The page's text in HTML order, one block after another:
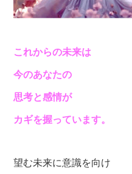
これからの未来は
今のあなたの
思考と感情が
カギを握っています。
望む未来に意識を向け